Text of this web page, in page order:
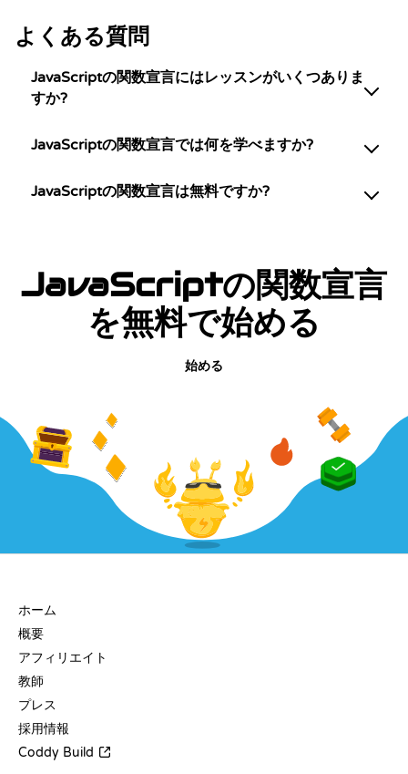
よくある質問
JavaScriptの関数宣言にはレッスンがいくつありま
すか?
JavaScriptの関数宣言では何を学べますか?
JavaScriptの関数宣言は無料ですか?
JavaScriptの関数宣言
を無料で始める
始める
ホーム
概要
アフィリエイト
教師
プレス
採用情報
Coddy Build